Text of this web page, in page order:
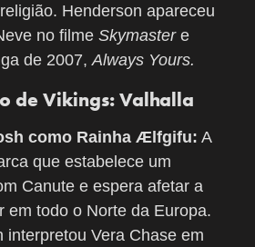
Henderson apareceu
no filme Skymastere
de 2007, Always Yours.
de Vikings: Valhalla
como Rainha Ælfgifu: A
que estabelece um
Canute e espera afetar a
em todo o Norte da Europa.
interpretou Vera Chase em